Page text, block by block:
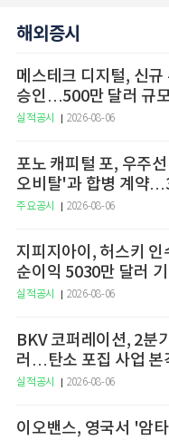
해외증시
메스테크 디지털, 신
승인…500만 달러 규
실적공시 2026-08-06
포노 캐피털 포, 우주
오비탈'과 합병 계약
치 평가
주요공시 2026-08-06
지피지아이, 허스키 인
순이익 5030만 달러
실적공시 2026-08-06
BKV 코퍼레이션, 2분
러…탄소 포집 사업 본
실적공시 2026-08-06
이오밴스, 영국서 '암